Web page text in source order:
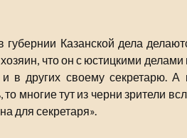
Казанской дела
что он с юстицкими делами
в других своему секретарю. А
многие тут из черни зрители
для секретаря».